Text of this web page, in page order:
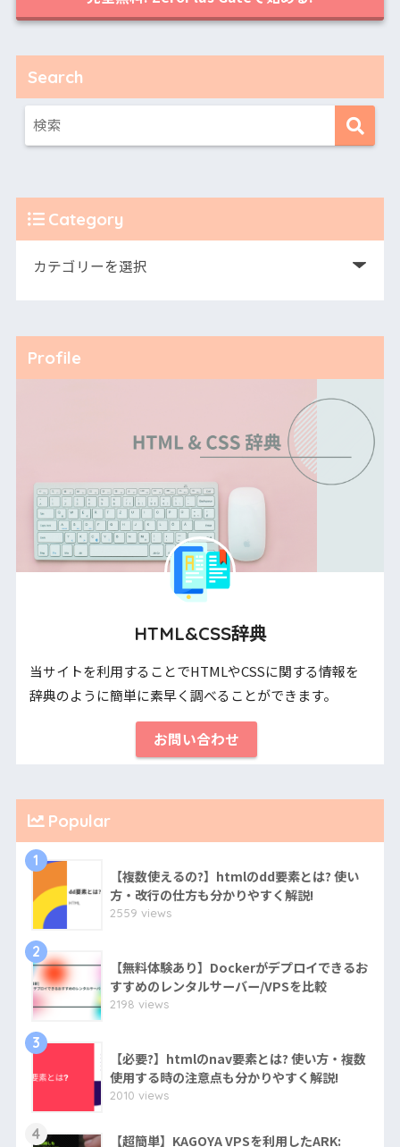
Search
Category
Profile
HTML&CSS辞典
当サイトを利用することでHTMLやCSSに関する情報を
辞典のように簡単に素早く調べることができます。
お問い合わせ
Popular
1
【複数使えるの?】htmlのdd要素とは? 使い
方・改行の仕方も分かりやすく解説!
2559 views
2
【無料体験あり】Dockerがデプロイできるお
すすめのレンタルサーバー/VPSを比較
2198 views
3
【必要?】htmlのnav要素とは? 使い方・複数
使用する時の注意点も分かりやすく解説!
2010 views
4
【超簡単】KAGOYA VPSを利用したARK: